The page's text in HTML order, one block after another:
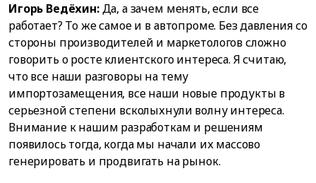
Игорь Ведёхин:Да, а зачем менять, если все
работает? То же самое и в автопроме. Без давления со
стороны производителей и маркетологов сложно
говорить о росте клиентского интереса. Я считаю,
что все наши разговоры на тему
импортозамещения, все наши новые продукты в
серьезной степени всколыхнули волну интереса.
Внимание к нашим разработкам и решениям
появилось тогда, когда мы начали их массово
генерировать и продвигать на рынок.